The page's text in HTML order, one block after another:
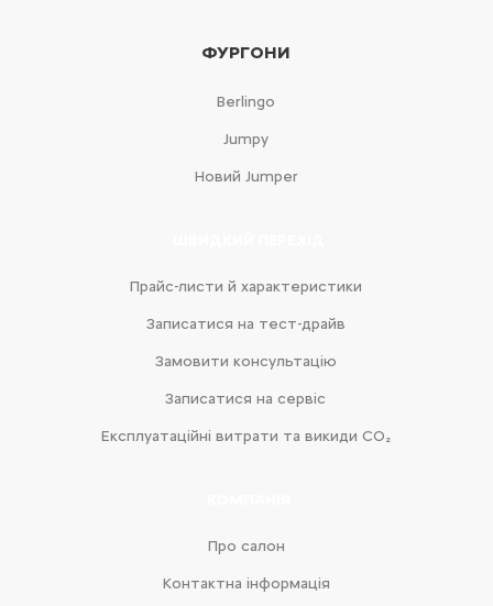
ФУРГОНИ
Berlingo
Jumpy
Новий Jumper
Прайс-листи й характеристики
Записатися на тест-драйв
Замовити консультацію
Записатися на сервіс
Експлуатаційні витрати та викиди CO₂
Про салон
Контактна інформація